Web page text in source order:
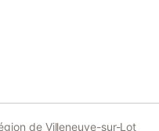
de Villeneuve-sur-Lot